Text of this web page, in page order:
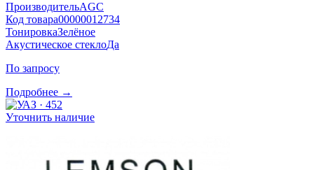
ПроизводительAGC
Код товара00000012734
ТонировкаЗелёное
Акустическое стеклоДа
По запросу
Подробнее →
Уточнить наличие